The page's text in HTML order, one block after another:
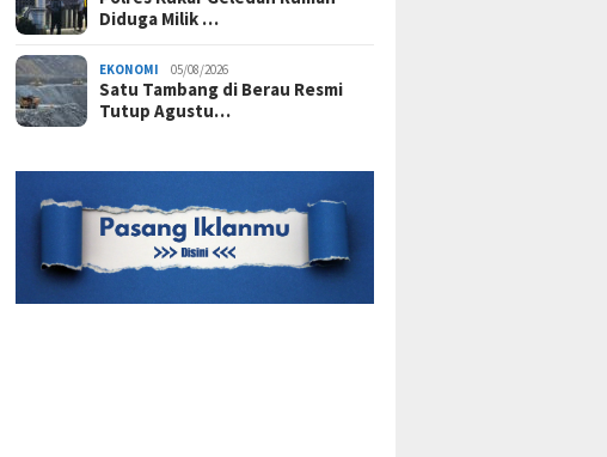
Diduga Milik …
EKONOMI 05/08/2026
Satu Tambang di Berau Resmi
Tutup Agustu…